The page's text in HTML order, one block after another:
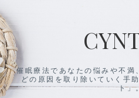
ン
テ
ン
ツ
に
ス
催眠療法であなたの悩みや不満
どの原因を取り除いていく手
ト」